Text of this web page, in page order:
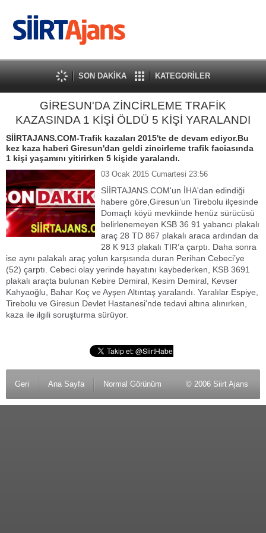
SON DAKİKA KATEGORİLER
GİRESUN'DA ZİNCİRLEME TRAFİK
KAZASINDA 1 KİŞİ ÖLDÜ 5 KİŞİ YARALANDI
SİİRTAJANS.COM-Trafik kazaları 2015'te de devam ediyor.Bu
kez kaza haberi Giresun'dan geldi zincirleme trafik faciasında
1 kişi yaşamını yitirirken 5 kişide yaralandı.
03 Ocak 2015 Cumartesi 23:56
SİİRTAJANS.COM'un İHA'dan edindiği
habere göre,Giresun’un Tirebolu ilçesinde
Domaçlı köyü mevkiinde henüz sürücüsü
belirlenemeyen KSB 36 91 yabancı plakalı
araç 28 TD 867 plakalı araca ardından da
28 K 913 plakalı TIR’a çarptı. Daha sonra
ise aynı palakalı araç yolun karşısında duran Perihan Cebeci’ye
(52) çarptı. Cebeci olay yerinde hayatını kaybederken, KSB 3691
plakalı araçta bulunan Kebire Demiral, Kesim Demiral, Kevser
Kahyaoğlu, Bahar Koç ve Ayşen Altıntaş yaralandı. Yaralılar Espiye,
Tirebolu ve Giresun Devlet Hastanesi'nde tedavi altına alınırken,
kaza ile ilgili soruşturma sürüyor.
Geri Ana Sayfa Normal Görünüm © 2006 Siirt Ajans